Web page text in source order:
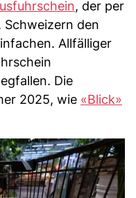
, der per
den
Allfälliger
Die
2025, wie «Blick»